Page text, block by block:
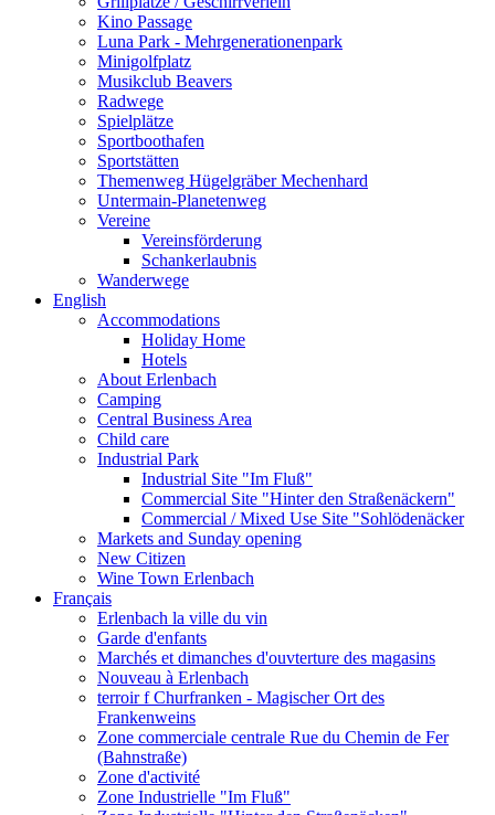
Kino Passage
Luna Park - Mehrgenerationenpark
Minigolfplatz
Musikclub Beavers
Radwege
Spielplätze
Sportboothafen
Sportstätten
Themenweg Hügelgräber Mechenhard
Untermain-Planetenweg
Vereine
Vereinsförderung
Schankerlaubnis
Wanderwege
English
Accommodations
Holiday Home
Hotels
About Erlenbach
Camping
Central Business Area
Child care
Industrial Park
Industrial Site "Im Fluß"
Commercial Site "Hinter den Straßenäckern"
Commercial / Mixed Use Site "Sohlödenäcker
Markets and Sunday opening
New Citizen
Wine Town Erlenbach
Français
Erlenbach la ville du vin
Garde d'enfants
Marchés et dimanches d'ouvterture des magasins
Nouveau à Erlenbach
terroir f Churfranken - Magischer Ort des
Frankenweins
Zone commerciale centrale Rue du Chemin de Fer
(Bahnstraße)
Zone d'activité
Zone Industrielle "Im Fluß"